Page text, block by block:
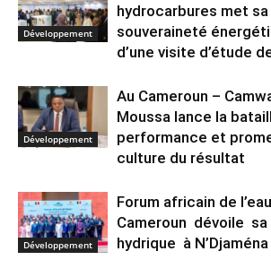
Développement
hydrocarbures met
souveraineté
d’une visite d’étude
Développement
Au Cameroun –
Moussa lance la
performance et
culture du résultat
Développement
Forum africain de
Cameroun dévoile
hydrique à N’Djaména